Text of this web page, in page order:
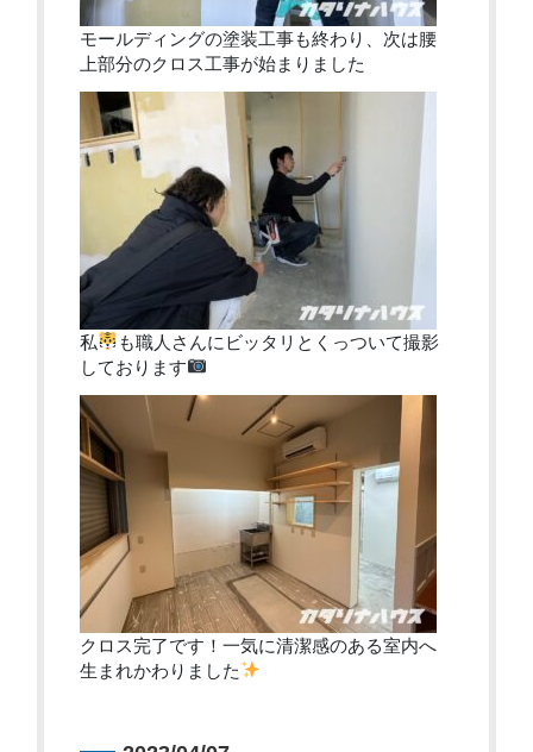
モールディングの塗装工事も終わり、次は腰
上部分のクロス工事が始まりました
私
も職人さんにビッタリとくっついて撮影
しております
クロス完了です！一気に清潔感のある室内へ
生まれかわりました